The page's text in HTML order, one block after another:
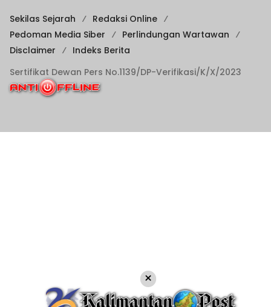
Sekilas Sejarah
Redaksi Online
Pedoman Media Siber
Perlindungan Wartawan
Disclaimer
Indeks Berita
Sertifikat Dewan Pers No.1139/DP-Verifikasi/K/X/2023
×